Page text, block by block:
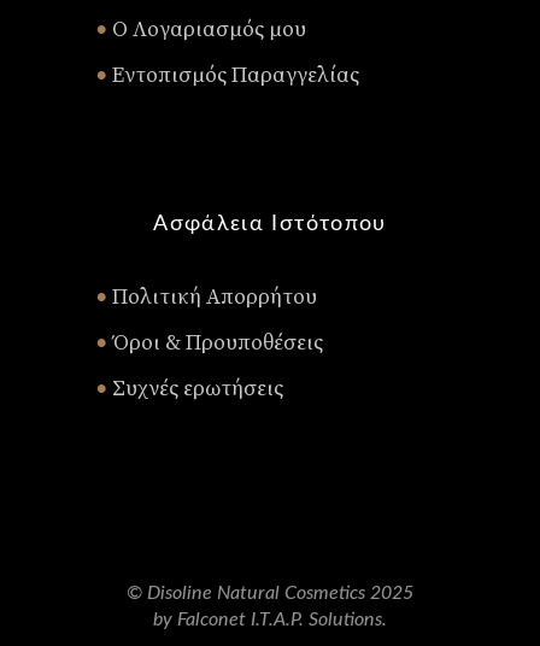
• Ο Λογαριασμός μου
• Εντοπισμός Παραγγελίας
Ασφάλεια Ιστότοπου
• Πολιτική Απορρήτου
• Όροι & Προυποθέσεις
• Συχνές ερωτήσεις
© Disoline Natural Cosmetics 2025
by Falconet I.T.A.P. Solutions.